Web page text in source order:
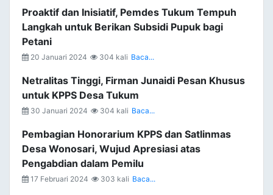
Proaktif dan Inisiatif, Pemdes Tukum Tempuh
Langkah untuk Berikan Subsidi Pupuk bagi
Petani
20 Januari 2024 304 kali Baca...
Netralitas Tinggi, Firman Junaidi Pesan Khusus
untuk KPPS Desa Tukum
30 Januari 2024 304 kali Baca...
Pembagian Honorarium KPPS dan Satlinmas
Desa Wonosari, Wujud Apresiasi atas
Pengabdian dalam Pemilu
17 Februari 2024 303 kali Baca...